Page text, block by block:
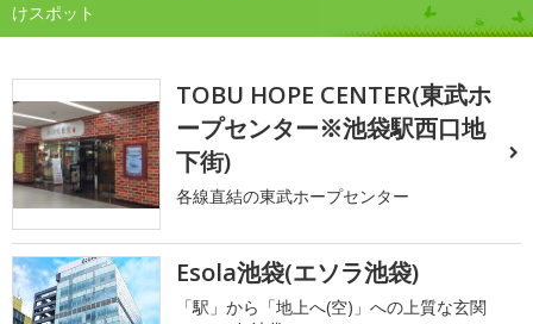
けスポット
TOBU HOPE CENTER(東武ホ
ープセンター※池袋駅西口地
下街)
各線直結の東武ホープセンター
Esola池袋(エソラ池袋)
「駅」から「地上へ(空)」への上質な玄関